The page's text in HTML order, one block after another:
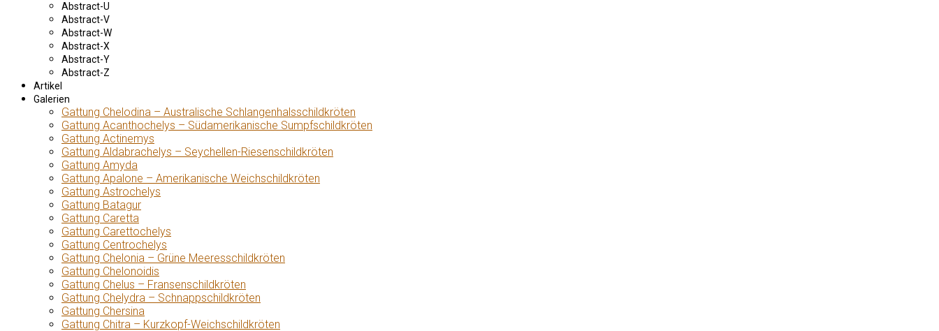
Abstract-U
Abstract-V
Abstract-W
Abstract-X
Abstract-Y
Abstract-Z
Artikel
Galerien
Gattung Chelodina – Australische Schlangenhalsschildkröten
Gattung Acanthochelys – Südamerikanische Sumpfschildkröten
Gattung Actinemys
Gattung Aldabrachelys – Seychellen-Riesenschildkröten
Gattung Amyda
Gattung Apalone – Amerikanische Weichschildkröten
Gattung Astrochelys
Gattung Batagur
Gattung Caretta
Gattung Carettochelys
Gattung Centrochelys
Gattung Chelonia – Grüne Meeresschildkröten
Gattung Chelonoidis
Gattung Chelus – Fransenschildkröten
Gattung Chelydra – Schnappschildkröten
Gattung Chersina
Gattung Chitra – Kurzkopf-Weichschildkröten